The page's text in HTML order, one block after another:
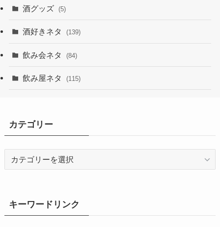
酒グッズ (5)
酒好きネタ (139)
飲み会ネタ (84)
飲み屋ネタ (115)
カテゴリー
ーキーワードリンク